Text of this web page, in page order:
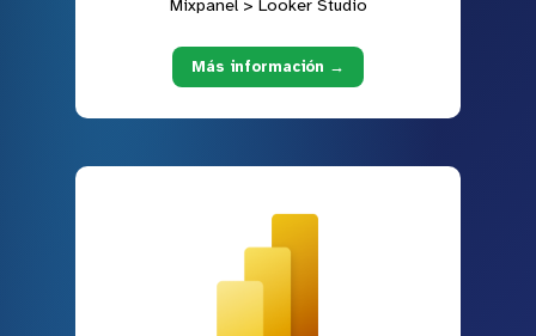
Mixpanel > Looker Studio
Más información →